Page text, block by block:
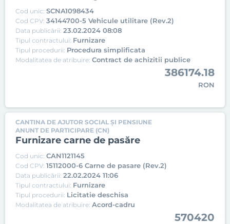
Cod unic: SCNA1098434
Cod CPV: 34144700-5 Vehicule utilitare (Rev.2)
Data publicării: 23.02.2024 08:08
Tipul contractului: Furnizare
Tipul procedurii: Procedura simplificata
Modalitatea de atribuire: Contract de achizitii publice
386174.18
RON
CANTINA DE AJUTOR SOCIAL ȘI PENSIUNE
ANUNT DE PARTICIPARE (CN)
Furnizare carne de pasăre
Cod unic: CAN1121145
Cod CPV: 15112000-6 Carne de pasare (Rev.2)
Data publicării: 22.02.2024 11:06
Tipul contractului: Furnizare
Tipul procedurii: Licitatie deschisa
Modalitatea de atribuire: Acord-cadru
570420